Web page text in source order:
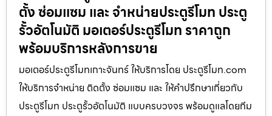
ตั้ง ซ่อมแซม และ จำหน่ายประตูรีโมท ประตู
รั้วอัตโนมัติ มอเตอร์ประตูรีโมท ราคาถูก
พร้อมบริการหลังการขาย
มอเตอร์ประตูรีโมทเกาะจันทร์ ให้บริการโดย ประตูรีโมท.com
ให้บริการจำหน่าย ติดตั้ง ซ่อมแซม และ ให้คำปรึกษาเกี่ยวกับ
ประตูรีโมท ประตูรั้วอัตโนมัติ แบบครบวงจร พร้อมดูแลโดยทีม